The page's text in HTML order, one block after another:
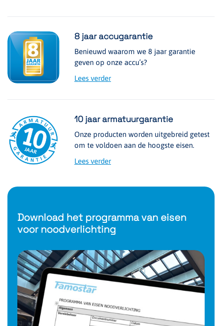
8 jaar accugarantie
Benieuwd waarom we 8 jaar garantie
geven op onze accu’s?
Lees verder
10 jaar armatuurgarantie
Onze producten worden uitgebreid getest
om te voldoen aan de hoogste eisen.
Lees verder
Download het programma van eisen
voor noodverlichting